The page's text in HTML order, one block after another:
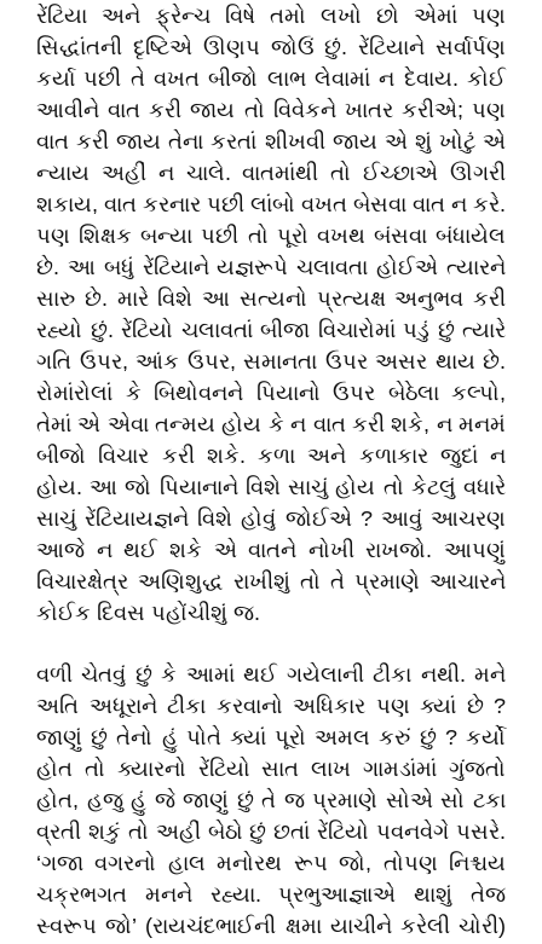
રેંટિયા અને ફ્રેન્ચ વિષે તમો લખો છો એમાં પણ
સિદ્ધાંતની દૃષ્ટિએ ઊણપ જોઉં છું. રેંટિયાને સર્વાર્પણ
કર્યા પછી તે વખત બીજો લાભ લેવામાં ન દેવાય. કોઈ
આવીને વાત કરી જાય તો વિવેકને ખાતર કરીએ; પણ
વાત કરી જાય તેના કરતાં શીખવી જાય એ શું ખોટું એ
ન્યાય અહીં ન ચાલે. વાતમાંથી તો ઈચ્છાએ ઊગરી
શકાય, વાત કરનાર પછી લાંબો વખત બેસવા વાત ન કરે.
પણ શિક્ષક બન્યા પછી તો પૂરો વખથ બંસવા બંધાયેલ
છે. આ બધું રેંટિયાને યજ્ઞરૂપે ચલાવતા હોઈએ ત્યારને
સારુ છે. મારે વિશે આ સત્યનો પ્રત્યક્ષ અનુભવ કરી
રહ્યો છું. રેંટિયો ચલાવતાં બીજા વિચારોમાં પડું છું ત્યારે
ગતિ ઉપર, આંક ઉપર, સમાનતા ઉપર અસર થાય છે.
રોમાંરોલાં કે બિથોવનને પિયાનો ઉપર બેઠેલા કલ્પો,
તેમાં એ એવા તન્મય હોય કે ન વાત કરી શકે, ન મનમં
બીજો વિચાર કરી શકે. કળા અને કળાકાર જુદાં ન
હોય. આ જો પિયાનાને વિશે સાચું હોય તો કેટલું વધારે
સાચું રેંટિયાયજ્ઞને વિશે હોવું જોઈએ ? આવું આચરણ
આજે ન થઈ શકે એ વાતને નોખી રાખજો. આપણું
વિચારક્ષેત્ર અણિશુદ્ધ રાખીશું તો તે પ્રમાણે આચારને
કોઈક દિવસ પહોંચીશું જ.
વળી ચેતવું છું કે આમાં થઈ ગયેલાની ટીકા નથી. મને
અતિ અધૂરાને ટીકા કરવાનો અધિકાર પણ ક્યાં છે ?
જાણું છું તેનો હું પોતે ક્યાં પૂરો અમલ કરું છું ? કર્યો
હોત તો ક્યારનો રેંટિયો સાત લાખ ગામડાંમાં ગુંજતો
હોત, હજુ હું જે જાણું છું તે જ પ્રમાણે સોએ સો ટકા
વ્રતી શકું તો અહીં બેઠો છું છતાં રેંટિયો પવનવેગે પસરે.
‘ગજા વગરનો હાલ મનોરથ રૂપ જો, તોપણ નિશ્ચય
ચક્રભગત મનને રહ્યા. પ્રભુઆજ્ઞાએ થાશું તેજ
સ્વરૂપ જો’ (રાયચંદભાઈની ક્ષમા યાચીને કરેલી ચોરી)